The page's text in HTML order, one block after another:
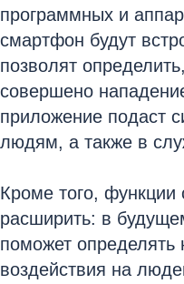
программных и
смартфон будут
позволят
совершено
приложение подаст
людям, а также в
Кроме того, функции
расширить: в
поможет определять
воздействия на